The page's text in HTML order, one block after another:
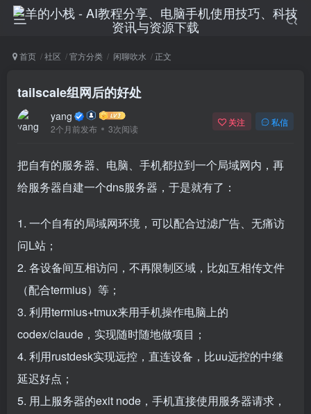
首页 社区 官方分类 闲聊吹水 正文
tailscale组网后的好处
yang
2个月前发布 3次阅读
关注 私信
把自有的服务器、电脑、手机都拉到一个局域网内，再
给服务器自建一个dns服务器，于是就有了：
1. 一个自有的局域网环境，可以配合过滤广告、无痛访
问L站；
2. 各设备间互相访问，不再限制区域，比如互相传文件
（配合termius）等；
3. 利用termius+tmux来用手机操作电脑上的
codex/claude，实现随时随地做项目；
4. 利用rustdesk实现远控，直连设备，比uu远控的中继
延迟好点；
5. 用上服务器的exit node，手机直接使用服务器请求，